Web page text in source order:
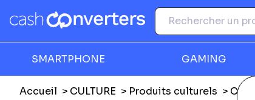
SMARTPHONE GAMING
Accueil CULTURE Produits culturels CD